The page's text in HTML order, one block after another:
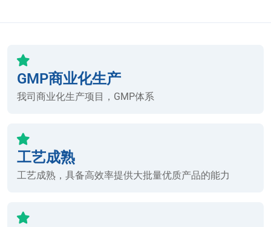
GMP商业化生产
我司商业化生产项目，GMP体系
工艺成熟
工艺成熟，具备高效率提供大批量优质产品的能力